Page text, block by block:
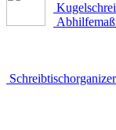
Schreibtischorganizer